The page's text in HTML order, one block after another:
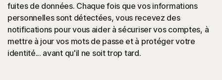
fuites de données. Chaque fois que vos informations
personnelles sont détectées, vous recevez des
notifications pour vous aider à sécuriser vos comptes, à
mettre à jour vos mots de passe et à protéger votre
identité... avant qu'il ne soit trop tard.